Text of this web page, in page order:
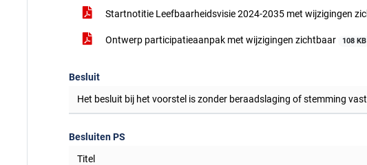
Startnotitie Leefbaarheidsvisie 2024-2035 met wijzigingen
Ontwerp participatieaanpak met wijzigingen zichtbaar 108 KB
Besluit
Het besluit bij het voorstel is zonder beraadslaging of stemming
Besluiten PS
Titel